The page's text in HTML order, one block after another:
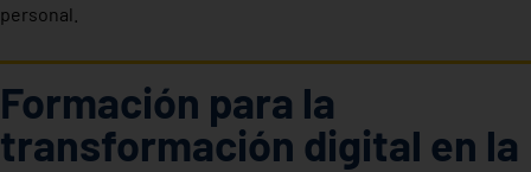
personal.
Formación para la
transformación digital en la